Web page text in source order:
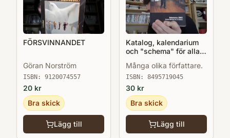
FÖRSVINNANDET
Göran Norström
ISBN: 9120074557
20 kr
Bra skick
Lägg till
Katalog, kalendarium
och "schema" för alla
Salamanca 2002 när
Salamanca var EU:s
kulturhuvudstad.
Många olika författare.
ISBN: 8495719045
30 kr
Bra skick
Lägg till